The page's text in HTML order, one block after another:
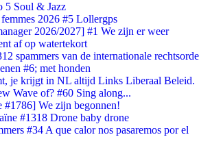
5 Soul & Jazz
2026 #5 Lollergps
2026/2027] #1 We zijn er weer
af op watertekort
spammers van de internationale rechtsorde
#6; met honden
je krijgt in NL altijd Links Liberaal Beleid.
Wave of? #60 Sing along...
We zijn begonnen!
#1318 Drone baby drone
#34 A que calor nos pasaremos por el